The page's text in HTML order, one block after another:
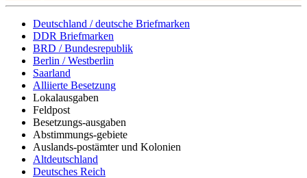
Deutschland / deutsche Briefmarken
DDR Briefmarken
BRD / Bundesrepublik
Berlin / Westberlin
Saarland
Alliierte Besetzung
Lokalausgaben
Feldpost
Besetzungs-ausgaben
Abstimmungs-gebiete
Auslands-postämter und Kolonien
Altdeutschland
Deutsches Reich